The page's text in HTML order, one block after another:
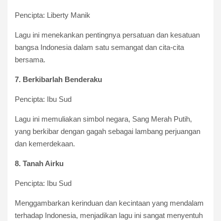
Pencipta: Liberty Manik
Lagu ini menekankan pentingnya persatuan dan kesatuan
bangsa Indonesia dalam satu semangat dan cita-cita
bersama.
7. Berkibarlah Benderaku
Pencipta: Ibu Sud
Lagu ini memuliakan simbol negara, Sang Merah Putih,
yang berkibar dengan gagah sebagai lambang perjuangan
dan kemerdekaan.
8. Tanah Airku
Pencipta: Ibu Sud
Menggambarkan kerinduan dan kecintaan yang mendalam
terhadap Indonesia, menjadikan lagu ini sangat menyentuh